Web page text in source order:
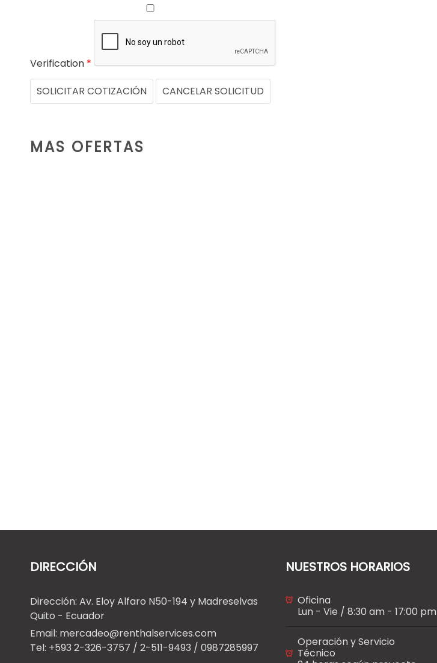
Verification *
SOLICITAR COTIZACIÓN
CANCELAR SOLICITUD
MAS OFERTAS
DIRECCIÓN
Dirección: Av. Eloy Alfaro N50-194 y Madreselvas
Quito - Ecuador
Email: mercadeo@renthalservices.com
Tel: +593 2-326-3757 / 2-511-9493 / 0987285997
NUESTROS HORARIOS
Oficina
Lun - Vie / 8:30 am - 17:00 pm
Operación y Servicio
Técnico